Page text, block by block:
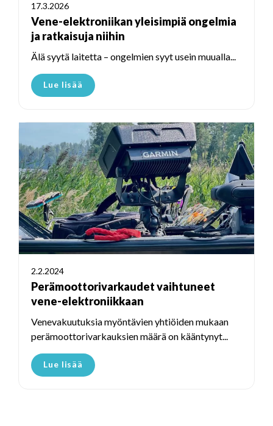
17.3.2026
Vene-elektroniikan yleisimpiä ongelmia
ja ratkaisuja niihin
Älä syytä laitetta – ongelmien syyt usein muualla...
Lue lisää
2.2.2024
Perämoottorivarkaudet vaihtuneet
vene-elektroniikkaan
Venevakuutuksia myöntävien yhtiöiden mukaan
perämoottorivarkauksien määrä on kääntynyt...
Lue lisää